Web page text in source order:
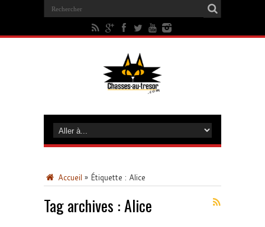
Accueil » Étiquette : Alice
Tag archives :Alice